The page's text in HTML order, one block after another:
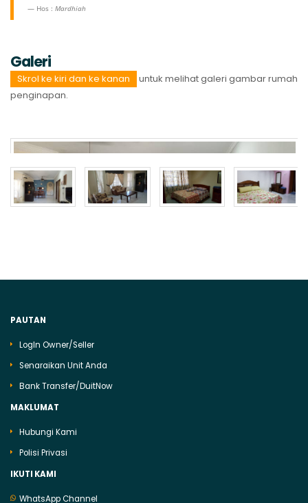
Hos : Mardhiah
Galeri
Skrol ke kiri dan ke kanan
untuk melihat galeri gambar rumah
penginapan.
PAUTAN
LogIn Owner/Seller
Senaraikan Unit Anda
Bank Transfer/DuitNow
MAKLUMAT
Hubungi Kami
Polisi Privasi
IKUTI KAMI
WhatsApp Channel